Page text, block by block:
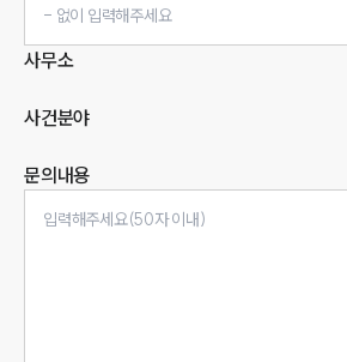
사무소
사건분야
문의내용